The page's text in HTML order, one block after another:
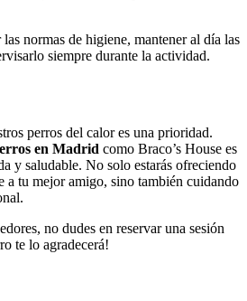
normas de higiene, mantener al día las
siempre durante la actividad.
perros del calor es una prioridad.
en Madrid como Braco’s House es
y saludable. No solo estarás ofreciendo
a tu mejor amigo, sino también cuidando
no dudes en reservar una sesión
te lo agradecerá!